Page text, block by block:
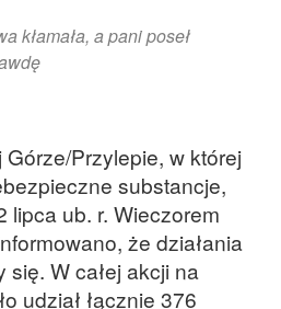
kłamała, a pani poseł
Przylepie, w której
substancje,
lipca ub. r. Wieczorem
że działania
się. W całej akcji na
udział łącznie 376